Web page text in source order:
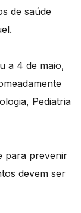
de saúde
a 4 de maio,
Pediatria
para prevenir
devem ser